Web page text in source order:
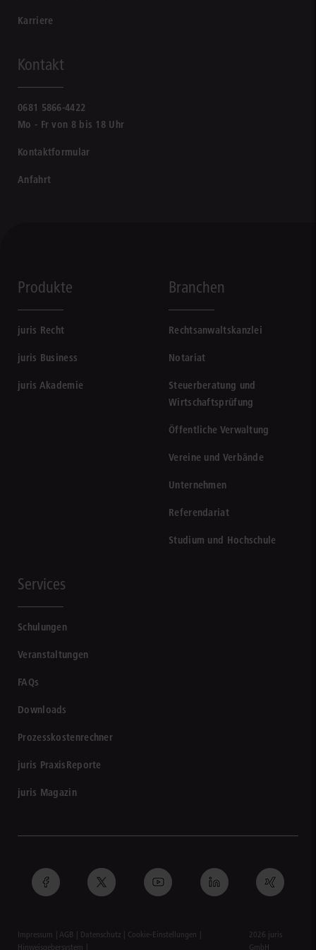
Karriere
Kontakt
0681 5866-4422
Mo - Fr von 8 bis 18 Uhr
Kontaktformular
Anfahrt
Produkte
juris Recht
juris Business
juris Akademie
Branchen
Rechtsanwaltskanzlei
Notariat
Steuerberatung und
Wirtschaftsprüfung
Öffentliche Verwaltung
Vereine und Verbände
Unternehmen
Referendariat
Studium und Hochschule
Services
Schulungen
Veranstaltungen
FAQs
Downloads
Prozesskostenrechner
juris PraxisReporte
juris Magazin
Impressum AGB Datenschutz
Cookie-Einstellungen
Hinweisgebersystem
2026 juris
GmbH